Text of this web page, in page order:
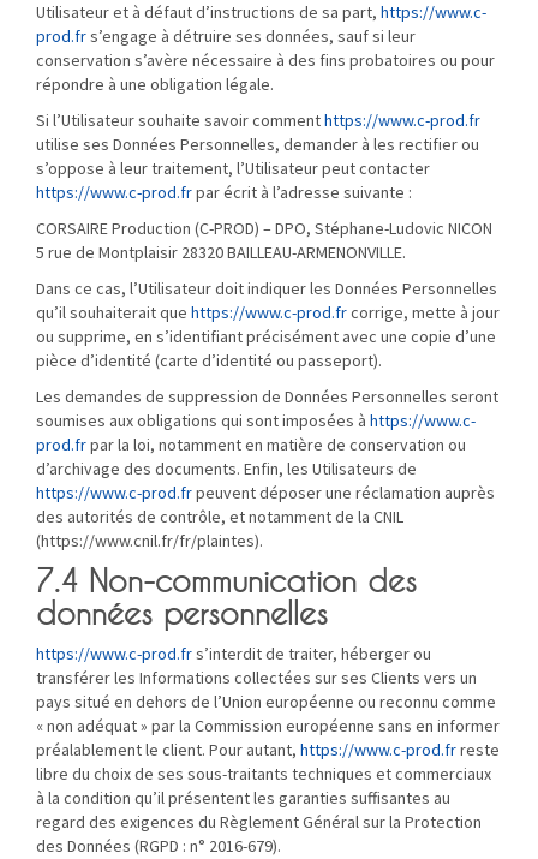
Utilisateur et à défaut d’instructions de sa part, https://www.c-
prod.frs’engage à détruire ses données, sauf si leur
conservation s’avère nécessaire à des fins probatoires ou pour
répondre à une obligation légale.
Si l’Utilisateur souhaite savoir commenthttps://www.c-prod.fr
utilise ses Données Personnelles, demander à les rectifier ou
s’oppose à leur traitement, l’Utilisateur peut contacter
https://www.c-prod.frpar écrit à l’adresse suivante :
CORSAIRE Production (C-PROD) – DPO, Stéphane-Ludovic NICON
5 rue de Montplaisir 28320 BAILLEAU-ARMENONVILLE.
Dans ce cas, l’Utilisateur doit indiquer les Données Personnelles
qu’il souhaiterait que https://www.c-prod.frcorrige, mette à jour
ou supprime, en s’identifiant précisément avec une copie d’une
pièce d’identité (carte d’identité ou passeport).
Les demandes de suppression de Données Personnelles seront
soumises aux obligations qui sont imposées à https://www.c-
prod.frpar la loi, notamment en matière de conservation ou
d’archivage des documents. Enfin, les Utilisateurs de
https://www.c-prod.frpeuvent déposer une réclamation auprès
des autorités de contrôle, et notamment de la CNIL
(https://www.cnil.fr/fr/plaintes).
7.4 Non-communication des
données personnelles
https://www.c-prod.frs’interdit de traiter, héberger ou
transférer les Informations collectées sur ses Clients vers un
pays situé en dehors de l’Union européenne ou reconnu comme
« non adéquat » par la Commission européenne sans en informer
préalablement le client. Pour autant, https://www.c-prod.frreste
libre du choix de ses sous-traitants techniques et commerciaux
à la condition qu’il présentent les garanties suffisantes au
regard des exigences du Règlement Général sur la Protection
des Données (RGPD : n° 2016-679).